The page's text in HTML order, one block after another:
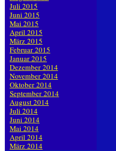
Juli 2015
Juni 2015
Mai 2015
April 2015
März 2015
Februar 2015
Januar 2015
Dezember 2014
November 2014
Oktober 2014
September 2014
August 2014
Juli 2014
Juni 2014
Mai 2014
April 2014
März 2014